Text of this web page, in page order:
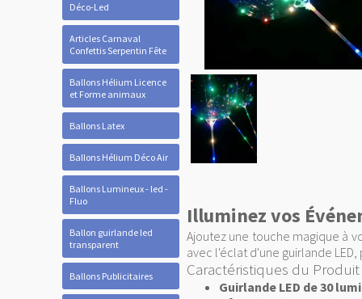
Déco-Led
Articles Carnaval
Confettis Serpentin Fête
Ballons Hélium Licence
et Forme animaux
Ballons Latex
Ballons Hélium Déco Air
Ballons Lumineux - led -
Fluo
Ballon guirlande led
transparent
Ballons Publicitaires
Illuminez vos
Ajoutez une touche magique à
avec l'éclat d'une guirlande
Caractéristiques du Produit
Guirlande LED de 30